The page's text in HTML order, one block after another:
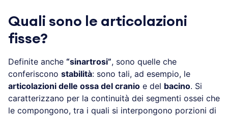
Quali sono le articolazioni
fisse?
Definite anche “sinartrosi”, sono quelle che
conferiscono stabilità: sono tali, ad esempio, le
articolazioni delle ossa del cranio e del bacino. Si
caratterizzano per la continuità dei segmenti ossei che
le compongono, tra i quali si interpongono porzioni di